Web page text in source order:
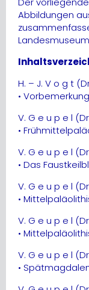
Abbildungen
H. – J. V o g t
• Vorbemerkung
V. G e u p e l
•
V. G e u p e l
• Das
V. G e u p e l
•
V. G e u p e l
•
V. G e u p e l
•